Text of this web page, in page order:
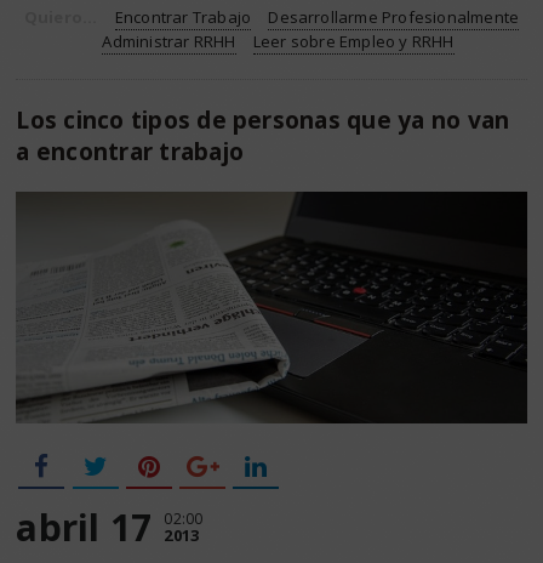
Encontrar Trabajo
Desarrollarme Profesionalmente
Administrar RRHH
Leer sobre Empleo y RRHH
Los cinco tipos de personas que ya no van
a encontrar trabajo
abril 17 02:00
2013